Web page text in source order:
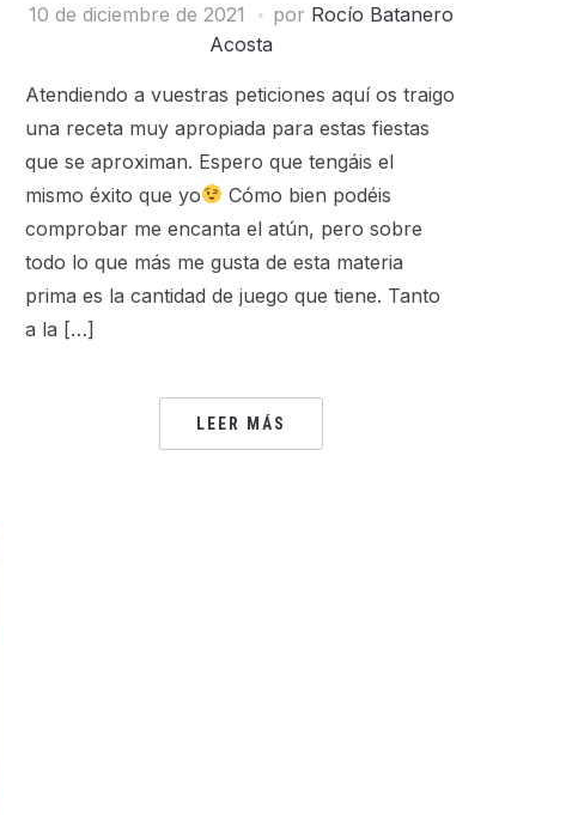
10 de diciembre de 2021 por Rocío Batanero
Acosta
Atendiendo a vuestras peticiones aquí os traigo
una receta muy apropiada para estas fiestas
que se aproximan. Espero que tengáis el
mismo éxito que yo
Cómo bien podéis
comprobar me encanta el atún, pero sobre
todo lo que más me gusta de esta materia
prima es la cantidad de juego que tiene. Tanto
a la […]
LEER MÁS